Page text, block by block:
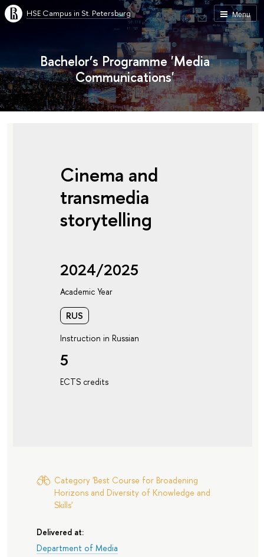
Menu
HSE Campus in St. Petersburg
Bachelor’s Programme 'Media
Communications'
Cinema and
transmedia
storytelling
2024/2025
Academic Year
RUS
Instruction in Russian
5
ECTS credits
Category 'Best Course for Broadening
Horizons and Diversity of Knowledge and
Skills'
Delivered at:
Department of Media